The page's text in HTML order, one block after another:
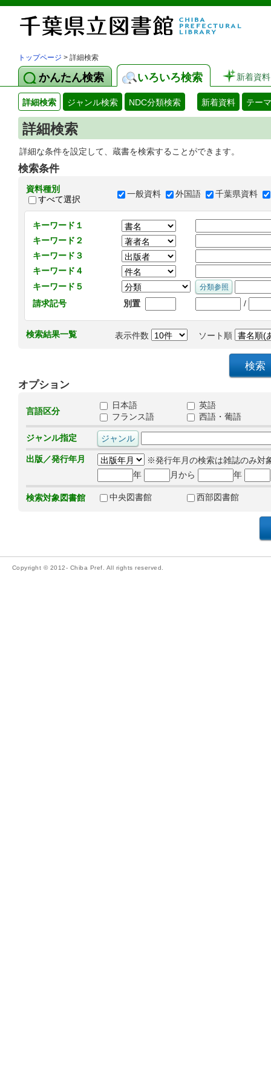
トップページ > 詳細検索
かんたん検索 いろいろ検索 新着資料
詳細検索 ジャンル検索 NDC分類検索 新着資料 テー
詳細検索
詳細な条件を設定して、蔵書を検索することができます。
検索条件
資料種別
すべて選択
一般資料 外国語 千葉県資料
キーワード１
キーワード２
キーワード３
キーワード４
キーワード５
請求記号
別置 /
検索結果一覧 表示件数 ソート順
オプション
言語区分
日本語
英語
フランス語
西語・葡語
ジャンル指定
出版／発行年月
※発行年月の検索は雑誌のみ対
年
月から 年
検索対象図書館 中央図書館 西部図書館
Copyright © 2012- Chiba Pref. All rights reserved.